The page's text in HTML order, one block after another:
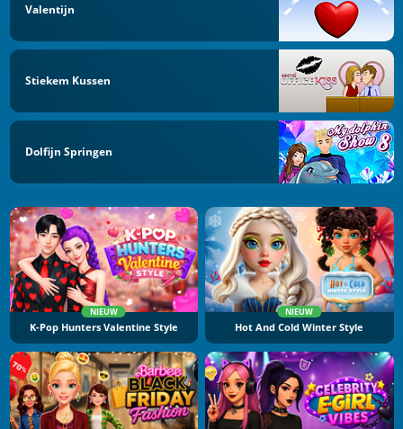
Valentijn
Stiekem Kussen
Dolfijn Springen
NIEUW
K-Pop Hunters Valentine Style
NIEUW
Hot And Cold Winter Style